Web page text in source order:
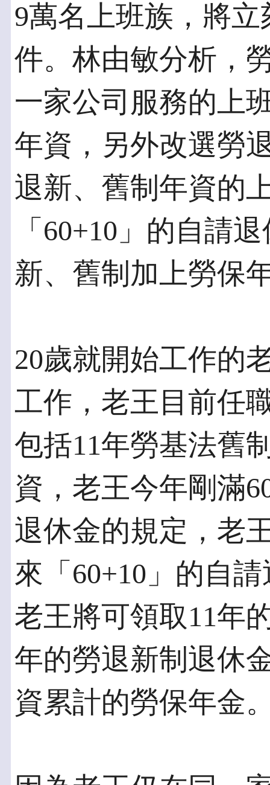
9萬名上班族，將
件。林由敏分析，
一家公司服務的上
年資，另外改選勞
退新、舊制年資的
「60+10」的自請
新、舊制加上勞保
20歲就開始工作的
工作，老王目前任
包括11年勞基法舊
資，老王今年剛滿
退休金的規定，老
來「60+10」的自
老王將可領取11年
年的勞退新制退休
資累計的勞保年金